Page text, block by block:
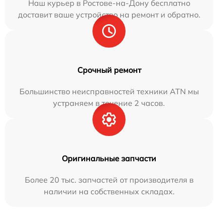
Наш курьер в Ростове-на-Дону бесплатно
доставит ваше устройство на ремонт и обратно.
Срочный ремонт
Большинство неисправностей техники ATN мы
устраняем в течение 2 часов.
Оригинальные запчасти
Более 20 тыс. запчастей от производителя в
наличии на собственных складах.